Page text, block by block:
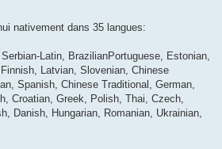
nativement dans 35 langues:
Latin, BrazilianPortuguese, Estonian,
Latvian, Slovenian, Chinese
Spanish, Chinese Traditional, German,
Croatian, Greek, Polish, Thai, Czech,
Danish, Hungarian, Romanian, Ukrainian,